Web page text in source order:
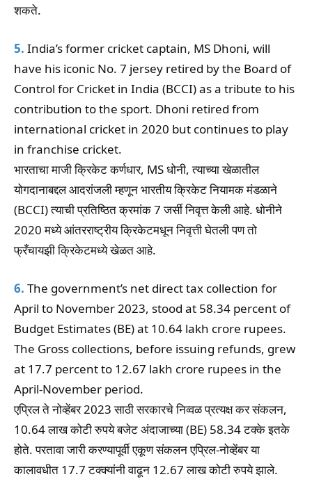
शकते.
5. India’s former cricket captain, MS Dhoni, will
have his iconic No. 7 jersey retired by the Board of
Control for Cricket in India (BCCI) as a tribute to his
contribution to the sport. Dhoni retired from
international cricket in 2020 but continues to play
in franchise cricket.
भारताचा माजी क्रिकेट कर्णधार, MS धोनी, त्याच्या खेळातील
योगदानाबद्दल आदरांजली म्हणून भारतीय क्रिकेट नियामक मंडळाने
(BCCI) त्याची प्रतिष्ठित क्रमांक 7 जर्सी निवृत्त केली आहे. धोनीने
2020 मध्ये आंतरराष्ट्रीय क्रिकेटमधून निवृत्ती घेतली पण तो
फ्रँचायझी क्रिकेटमध्ये खेळत आहे.
6. The government’s net direct tax collection for
April to November 2023, stood at 58.34 percent of
Budget Estimates (BE) at 10.64 lakh crore rupees.
The Gross collections, before issuing refunds, grew
at 17.7 percent to 12.67 lakh crore rupees in the
April-November period.
एप्रिल ते नोव्हेंबर 2023 साठी सरकारचे निव्वळ प्रत्यक्ष कर संकलन,
10.64 लाख कोटी रुपये बजेट अंदाजाच्या (BE) 58.34 टक्के इतके
होते. परतावा जारी करण्यापूर्वी एकूण संकलन एप्रिल-नोव्हेंबर या
कालावधीत 17.7 टक्क्यांनी वाढून 12.67 लाख कोटी रुपये झाले.